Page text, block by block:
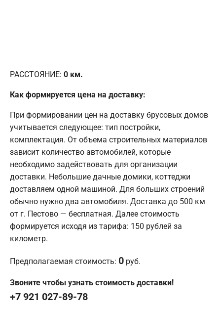
РАССТОЯНИЕ: 0 км.
Как формируется цена на доставку:
При формировании цен на доставку брусовых домов
учитывается следующее: тип постройки,
комплектация. От объема строительных материалов
зависит количество автомобилей, которые
необходимо задействовать для организации
доставки. Небольшие дачные домики, коттеджи
доставляем одной машиной. Для больших строений
обычно нужно два автомобиля. Доставка до 500 км
от г. Пестово — бесплатная. Далее стоимость
формируется исходя из тарифа: 150 рублей за
километр.
Предполагаемая стоимость: 0 руб.
Звоните чтобы узнать стоимость доставки!
+7 921 027-89-78